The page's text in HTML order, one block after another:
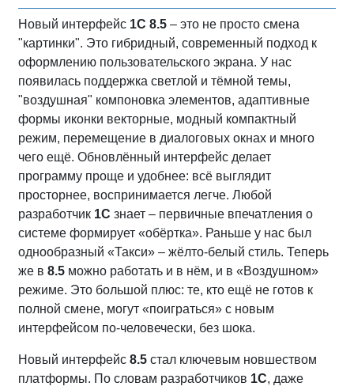
Новый интерфейс 1С 8.5 – это не просто смена
"картинки". Это гибридный, современный подход к
оформлению пользовательского экрана. У нас
появилась поддержка светлой и тёмной темы,
"воздушная" компоновка элементов, адаптивные
формы иконки векторные, модный компактный
режим, перемещение в диалоговых окнах и много
чего ещё. Обновлённый интерфейс делает
программу проще и удобнее: всё выглядит
просторнее, воспринимается легче. Любой
разработчик 1С знает – первичные впечатления о
системе формирует «обёртка». Раньше у нас был
однообразный «Такси» – жёлто-белый стиль. Теперь
же в 8.5 можно работать и в нём, и в «Воздушном»
режиме. Это большой плюс: те, кто ещё не готов к
полной смене, могут «поиграться» с новым
интерфейсом по-человечески, без шока.
Новый интерфейс 8.5 стал ключевым новшеством
платформы. По словам разработчиков 1С, даже